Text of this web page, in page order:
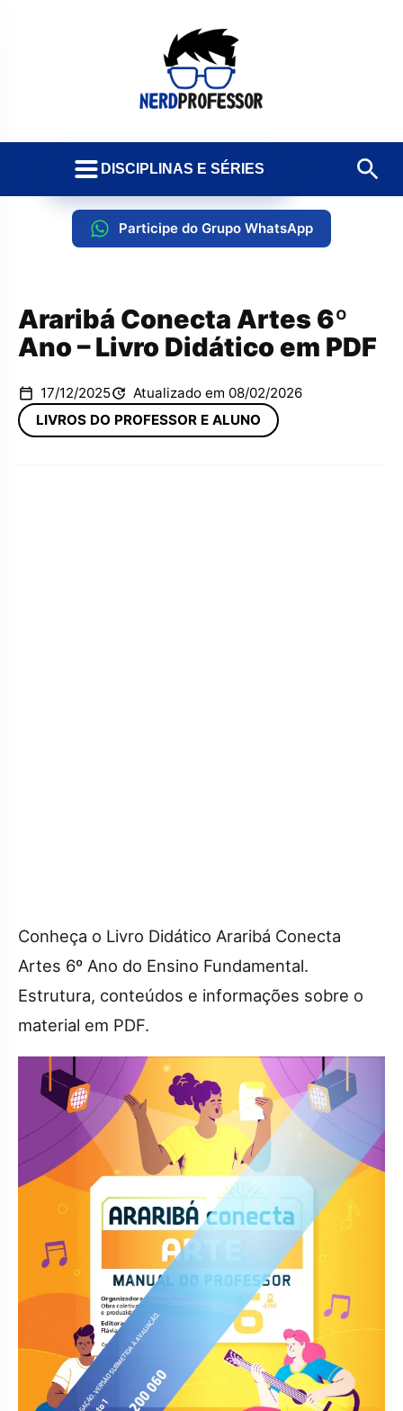
DISCIPLINAS E SÉRIES
Participe do Grupo WhatsApp
Araribá Conecta Artes 6º
Ano – Livro Didático em PDF
17/12/2025
Atualizado em 08/02/2026
LIVROS DO PROFESSOR E ALUNO
Conheça o Livro Didático Araribá Conecta
Artes 6º Ano do Ensino Fundamental.
Estrutura, conteúdos e informações sobre o
material em PDF.